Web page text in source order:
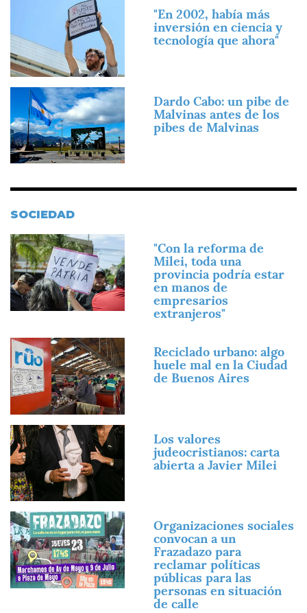
"En 2002, había más
inversión en ciencia y
tecnología que ahora"
Imagen
Dardo Cabo: un pibe de
Malvinas antes de los
pibes de Malvinas
SOCIEDAD
Imagen
"Con la reforma de
Milei, toda una
provincia podría estar
en manos de
empresarios
extranjeros"
Imagen
Reciclado urbano: algo
huele mal en la Ciudad
de Buenos Aires
Imagen
Los valores
judeocristianos: carta
abierta a Javier Milei
Imagen
Organizaciones sociales
convocan a un
Frazadazo para
reclamar políticas
públicas para las
personas en situación
de calle